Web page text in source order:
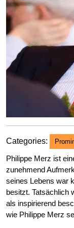
Categories:
Philippe Merz ist
zunehmend
seines Lebens war
besitzt. Tatsächlich
als inspirierend
wie Philippe Merz